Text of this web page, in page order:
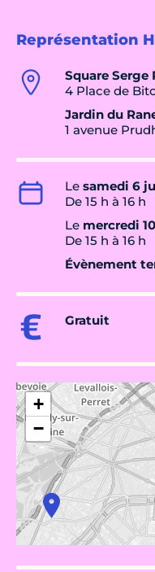
Représentation
Square
4 Place de
Jardin du
1 avenue
Le samedi 6
De 15 h à 16 h
Le mercredi
De 15 h à 16 h
Évènement
Gratuit
+
−